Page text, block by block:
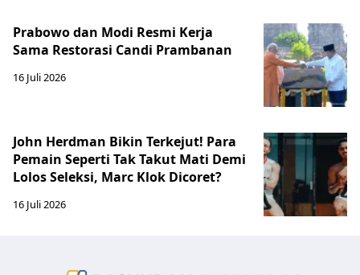
Prabowo dan Modi Resmi Kerja
Sama Restorasi Candi Prambanan
16 Juli 2026
John Herdman Bikin Terkejut! Para
Pemain Seperti Tak Takut Mati Demi
Lolos Seleksi, Marc Klok Dicoret?
16 Juli 2026